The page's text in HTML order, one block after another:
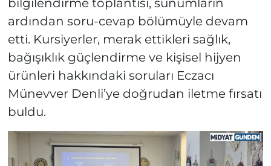
bilgilendirme toplantısı, sunumların
ardından soru-cevap bölümüyle devam
etti. Kursiyerler, merak ettikleri sağlık,
bağışıklık güçlendirme ve kişisel hijyen
ürünleri hakkındaki soruları Eczacı
Münevver Denli’ye doğrudan iletme fırsatı
buldu.